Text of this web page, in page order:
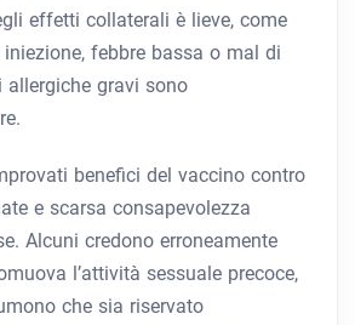
effetti collaterali è lieve, come
febbre bassa o mal di
allergiche gravi sono
benefici del vaccino contro
e scarsa consapevolezza
Alcuni credono erroneamente
l’attività sessuale precoce,
che sia riservato